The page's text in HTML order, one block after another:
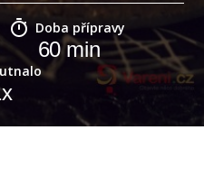
Doba přípravy
60min
x